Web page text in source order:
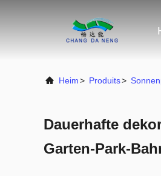
Heim> Produits>
Dauerhafte
Garten-Park-